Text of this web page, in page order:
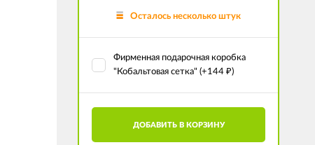
Осталось несколько штук
Фирменная подарочная коробка
"Кобальтовая сетка" (+144 ₽)
ДОБАВИТЬ В КОРЗИНУ